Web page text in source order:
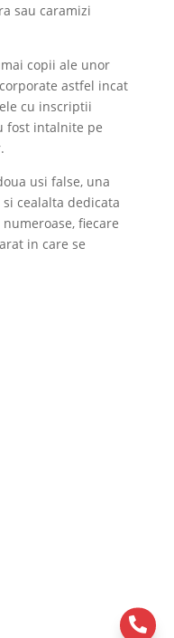
sau caramizi
copii ale unor
astfel incat
cu inscriptii
fost intalnite pe
usi false, una
cealalta dedicata
fiecare
in care se
